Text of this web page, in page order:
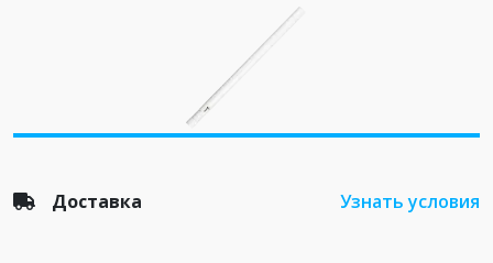
Доставка Узнать условия